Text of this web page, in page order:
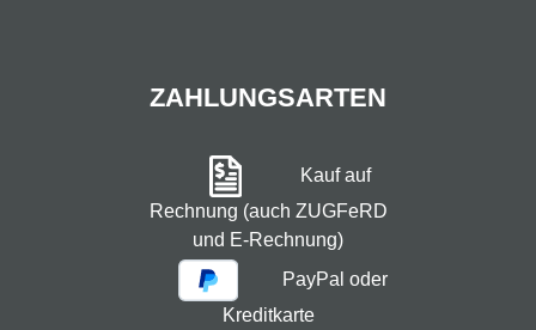
ZAHLUNGSARTEN
Kauf auf
Rechnung (auch ZUGFeRD
und E-Rechnung)
PayPal oder
Kreditkarte